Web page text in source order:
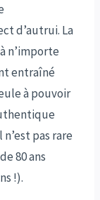
d’autrui. La
n’importe
entraîné
à pouvoir
pas rare
80 ans
!).